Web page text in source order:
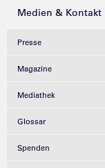
Medien & Kontakt
Presse
Magazine
Mediathek
Glossar
Spenden